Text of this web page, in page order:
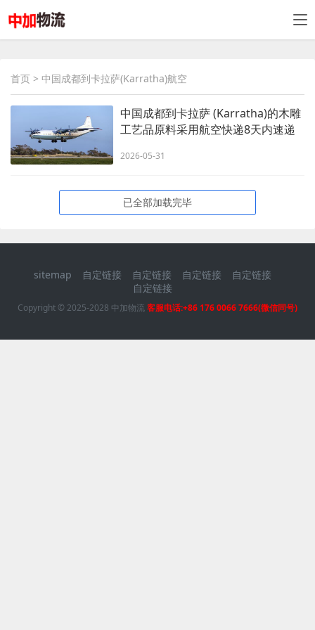
首页 > 中国成都到卡拉萨(Karratha)航空
中国成都到卡拉萨 (Karratha)的木雕
工艺品原料采用航空快递8天内速递
2026-05-31
已全部加载完毕
sitemap 自定链接 自定链接 自定链接
自定链接
自定链接
Copyright © 2025-2028 中加物流客服电话:+86 176 0066 7666(微信同号)